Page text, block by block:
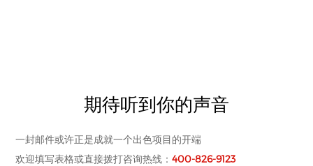
期待听到你的声音
一封邮件或许正是成就一个出色项目的开端
欢迎填写表格或直接拨打咨询热线：400-826-9123